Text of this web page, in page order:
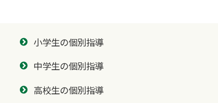
小学生の個別指導
中学生の個別指導
高校生の個別指導